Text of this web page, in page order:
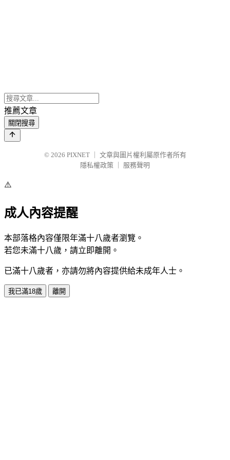
推薦文章
關閉搜尋
© 2026 PIXNET
文章與圖片權利屬原作者所有
隱私權政策
服務聲明
⚠️
成人內容提醒
本部落格內容僅限年滿十八歲者瀏覽。
若您未滿十八歲，請立即離開。
已滿十八歲者，亦請勿將內容提供給未成年人士。
我已滿18歲 離開